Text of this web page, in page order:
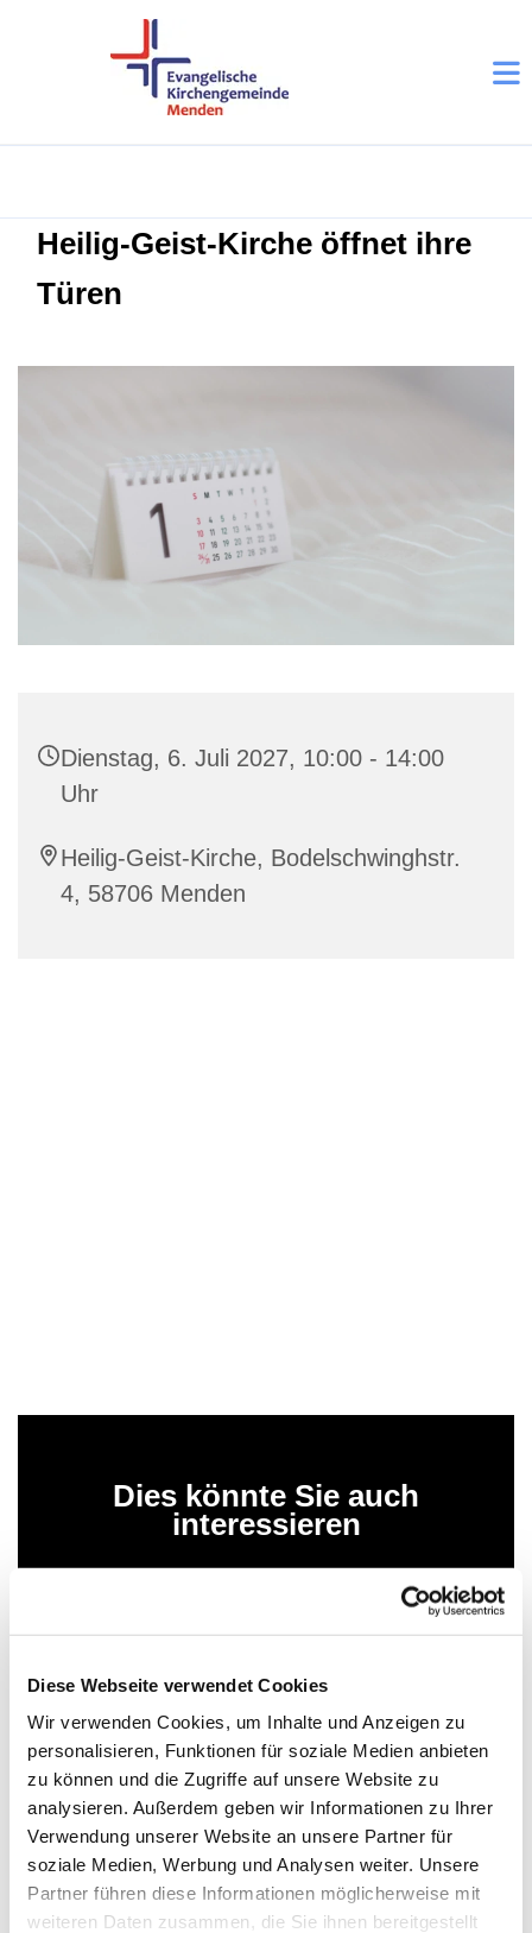
Diese Webseite verwendet Cookies
Wir verwenden Cookies, um Inhalte und Anzeigen zu
personalisieren, Funktionen für soziale Medien anbieten
zu können und die Zugriffe auf unsere Website zu
analysieren. Außerdem geben wir Informationen zu Ihrer
Verwendung unserer Website an unsere Partner für
soziale Medien, Werbung und Analysen weiter. Unsere
Partner führen diese Informationen möglicherweise mit
weiteren Daten zusammen, die Sie ihnen bereitgestellt
Heilig-Geist-Kirche öffnet ihre
Türen
Dienstag, 6. Juli 2027, 10:00 - 14:00
Uhr
Heilig-Geist-Kirche, Bodelschwinghstr.
4, 58706 Menden
Dies könnte Sie auch
interessieren